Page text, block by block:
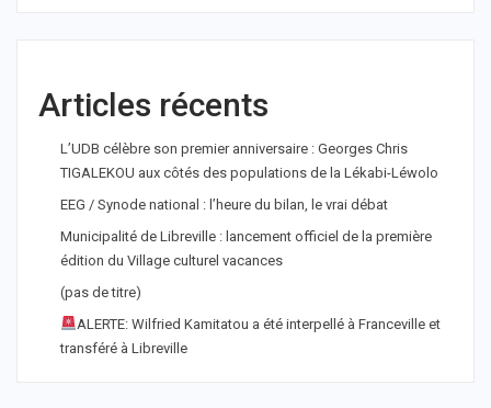
Articles récents
L’UDB célèbre son premier anniversaire : Georges Chris
TIGALEKOU aux côtés des populations de la Lékabi-Léwolo
EEG / Synode national : l’heure du bilan, le vrai débat
Municipalité de Libreville : lancement officiel de la première
édition du Village culturel vacances
(pas de titre)
ALERTE: Wilfried Kamitatou a été interpellé à Franceville et
transféré à Libreville